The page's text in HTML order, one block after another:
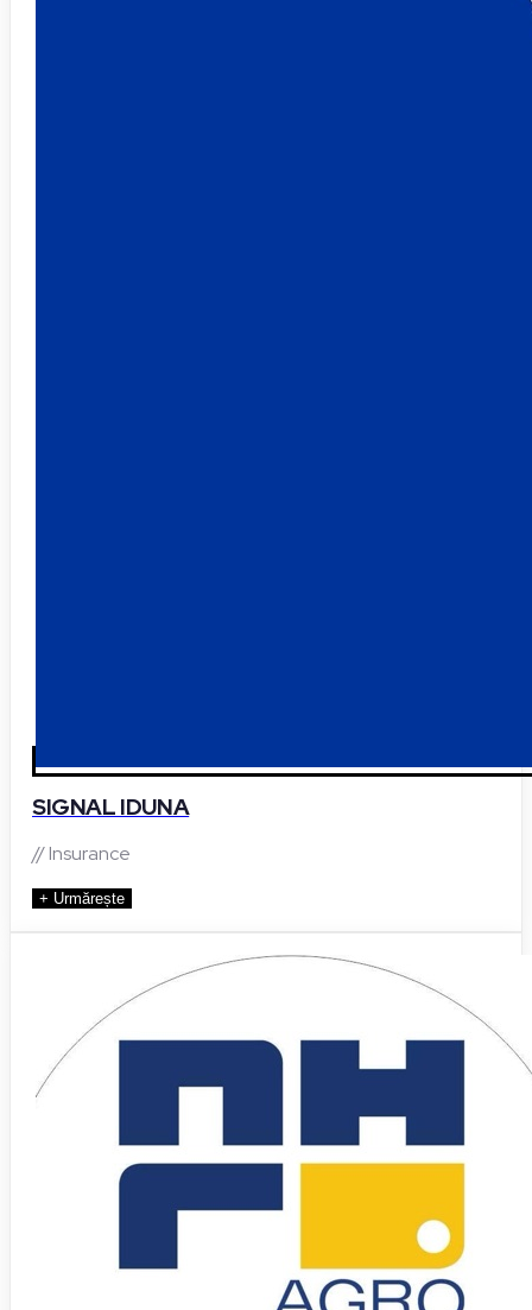
SIGNAL IDUNA
// Insurance
+ Urmărește